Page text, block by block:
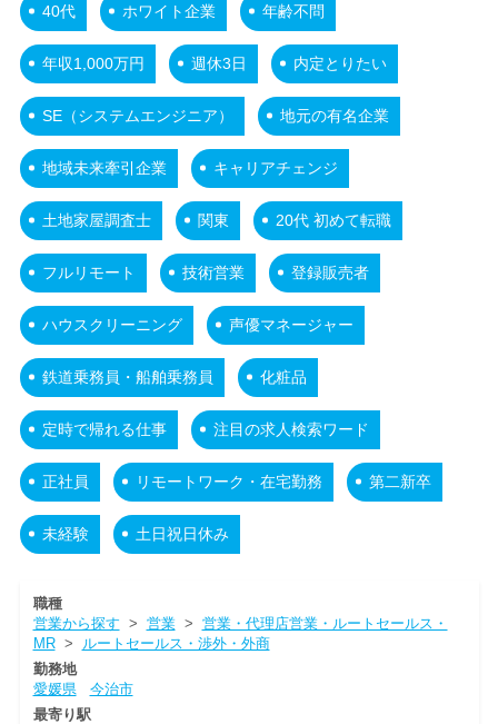
40代 ホワイト企業 年齢不問
年収1,000万円 週休3日 内定とりたい
SE（システムエンジニア） 地元の有名企業
地域未来牽引企業 キャリアチェンジ
土地家屋調査士 関東 20代 初めて転職
フルリモート 技術営業 登録販売者
ハウスクリーニング 声優マネージャー
鉄道乗務員・船舶乗務員 化粧品
定時で帰れる仕事 注目の求人検索ワード
正社員 リモートワーク・在宅勤務 第二新卒
未経験 土日祝日休み
職種
営業から探す > 営業> 営業・代理店営業・ルートセールス・
MR>
ルートセールス・渉外・外商
勤務地
愛媛県
今治市
最寄り駅